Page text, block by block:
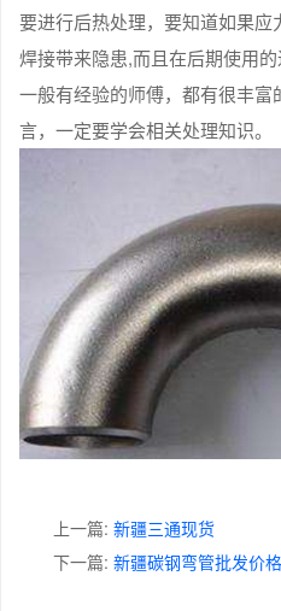
要进行后热处理，要知道如果
焊接带来隐患,而且在后期使用
一般有经验的师傅，都有很丰
言，一定要学会相关处理知识。
上一篇: 新疆三通现货
下一篇: 新疆碳钢弯管批发价格